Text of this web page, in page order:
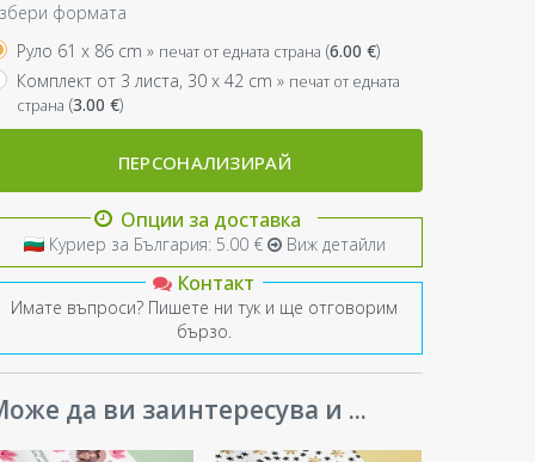
формата
Руло 61 x 86 cm » печат от едната страна (6.00 €)
Комплект от 3 листа, 30 x 42 cm » печат от едната
страна (3.00 €)
ПЕРСОНАЛИЗИРАЙ
Опции за доставка
Куриер за България: 5.00 € Виж детайли
Контакт
Имате въпроси? Пишете ни тук и ще отговорим
бързо.
да ви заинтересува и ...